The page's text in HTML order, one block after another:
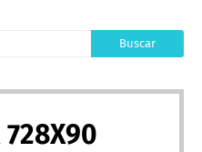
728X90